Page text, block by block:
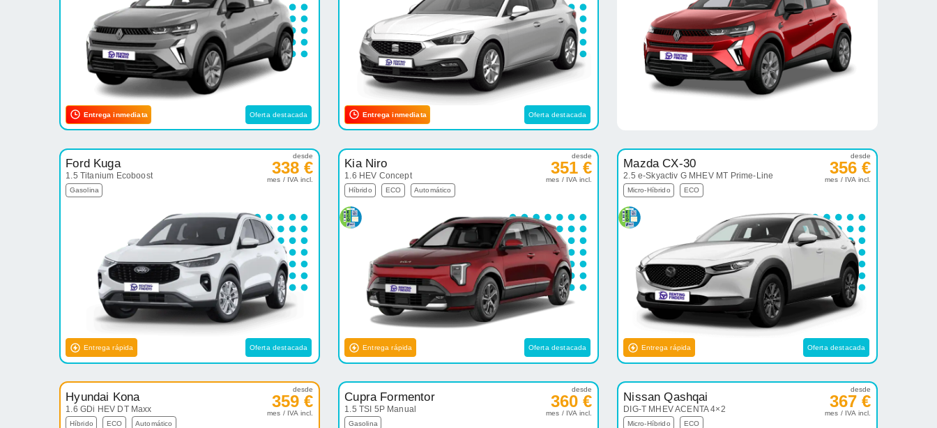
Entrega inmediata Oferta destacada Entrega inmediata Oferta destacada
Ford Kuga
1.5 Titanium Ecoboost
Gasolina
desde
338 €
mes / IVA incl.
Entrega rápida Oferta destacada
Kia Niro
1.6 HEV Concept
Híbrido ECO Automático
desde
351 €
mes / IVA incl.
Entrega rápida Oferta destacada
Mazda CX-30
2.5 e-Skyactiv G MHEV MT Prime-Line
Micro-Híbrido ECO
desde
356 €
mes / IVA incl.
Entrega rápida Oferta destacada
Hyundai Kona
1.6 GDi HEV DT Maxx
Híbrido ECO Automático
desde
359 €
mes / IVA incl.
Cupra Formentor
1.5 TSI 5P Manual
Gasolina
desde
360 €
mes / IVA incl.
Nissan Qashqai
DIG-T MHEV ACENTA 4×2
Micro-Híbrido ECO
desde
367 €
mes / IVA incl.